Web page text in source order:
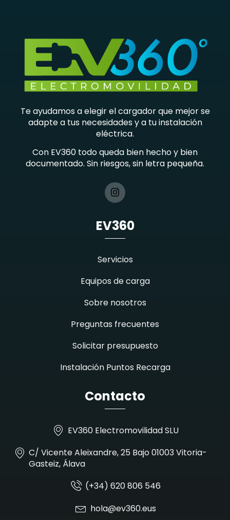
Te ayudamos a elegir el cargador que mejor se
adapte a tus necesidades y a tu instalación
eléctrica.
Con EV360 todo queda bien hecho y bien
documentado. Sin riesgos, sin letra pequeña.
EV360
Servicios
Equipos de carga
Sobre nosotros
Preguntas frecuentes
Solicitar presupuesto
Instalación Puntos Recarga
Contacto
EV360 Electromovilidad SLU
C/ Vicente Aleixandre, 25 Bajo 01003 Vitoria-
Gasteiz, Álava
(+34) 620 806 546
hola@ev360.eus